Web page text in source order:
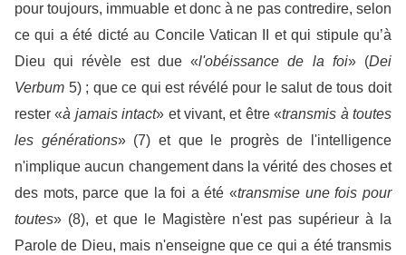
pour toujours, immuable et donc à ne pas contredire, selon
ce qui a été dicté au Concile Vatican II et qui stipule qu’à
Dieu qui révèle est due «l'obéissance de la foi» (Dei
Verbum 5) ; que ce qui est révélé pour le salut de tous doit
rester «à jamais intact» et vivant, et être «transmis à toutes
les générations» (7) et que le progrès de l'intelligence
n'implique aucun changement dans la vérité des choses et
des mots, parce que la foi a été «transmise une fois pour
toutes» (8), et que le Magistère n'est pas supérieur à la
Parole de Dieu, mais n'enseigne que ce qui a été transmis